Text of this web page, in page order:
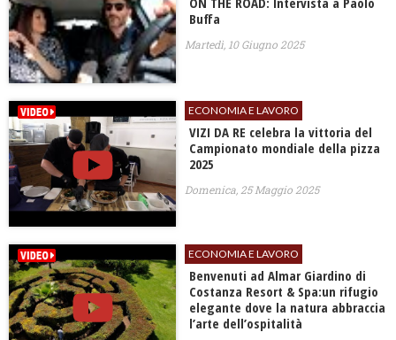
Buffa
Martedì, 10 Giugno 2025
ECONOMIA E LAVORO
VIZI DA RE celebra la vittoria del
Campionato mondiale della pizza
2025
Domenica, 25 Maggio 2025
ECONOMIA E LAVORO
Benvenuti ad Almar Giardino di
Costanza Resort & Spa:un rifugio
elegante dove la natura abbraccia
l’arte dell’ospitalità